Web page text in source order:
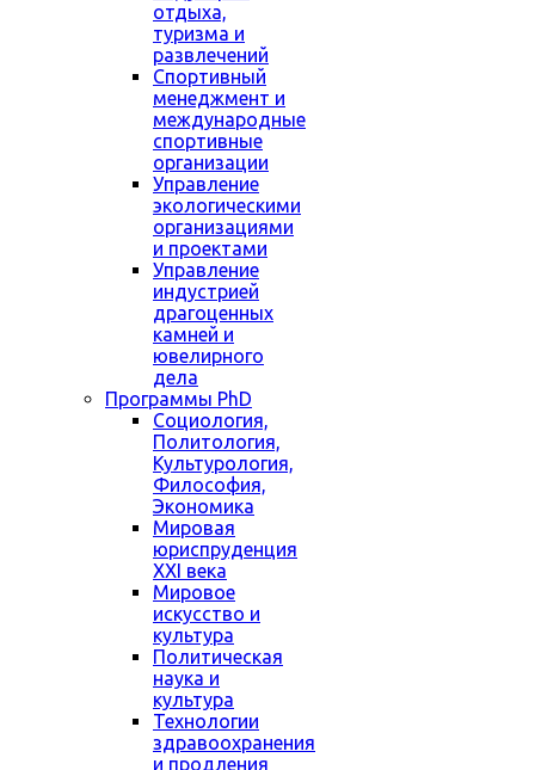
отдыха,
туризма и
развлечений
Спортивный
менеджмент и
международные
спортивные
организации
Управление
экологическими
организациями
и проектами
Управление
индустрией
драгоценных
камней и
ювелирного
дела
Программы PhD
Социология,
Политология,
Культурология,
Философия,
Экономика
Мировая
юриспруденция
XXI века
Мировое
искусство и
культура
Политическая
наука и
культура
Технологии
здравоохранения
и продления